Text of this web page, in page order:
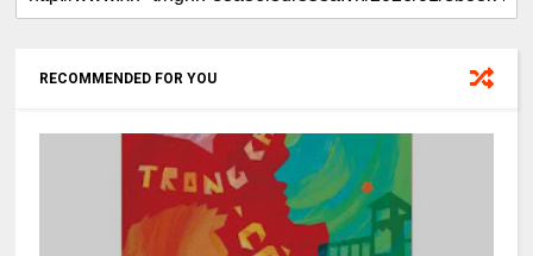
RECOMMENDED FOR YOU